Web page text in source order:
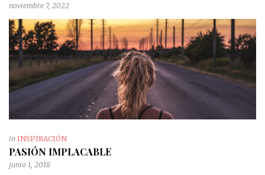
noviembre 7, 2022
in INSPIRACIÓN
PASIÓN IMPLACABLE
junio 1, 2018